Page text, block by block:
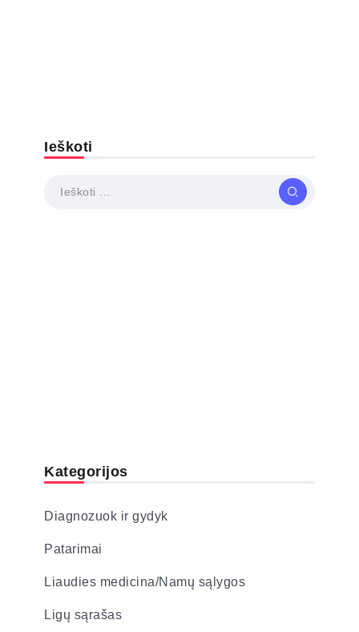
Ieškoti
Kategorijos
Diagnozuok ir gydyk
Patarimai
Liaudies medicina/Namų sąlygos
Ligų sąrašas